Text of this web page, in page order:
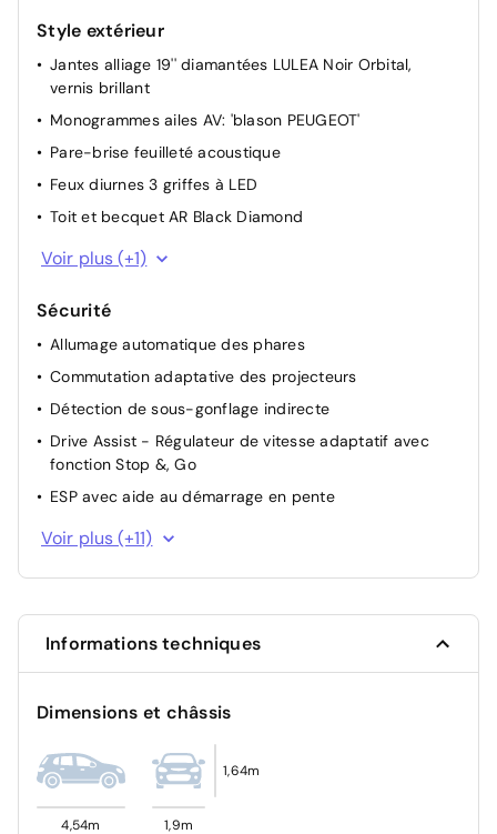
PEUGEOT i-Connect Advanced - Navigation 3D
connectée, 4 prises USB: 1 prise USB C (Data &,
charge) et 1 prise USB C (Charge) à l'AV, 2 prises USB C
(Charge) à l'AR - Connect Plus (Abonnement 6 mois
inclus) - 2 prises 12 V (Console centrale, coffre)
Accès et démarrage mains libres Proximity 2
déverrouillage)
Plancher de coffre modulable 2 positions
Siège conducteur à réglage lombaire manuel
l'AR)
Direction assistée
Hayon motorisé avec accès mains libres
Essuie-vitre AV à déclenchement automatique
Style extérieur
Jantes alliage 19'' diamantées LULEA Noir Orbital,
vernis brillant
Monogrammes ailes AV: 'blason PEUGEOT'
Pare-brise feuilleté acoustique
Feux diurnes 3 griffes à LED
Toit et becquet AR Black Diamond
Feux AR 3 griffes à LED 3D
Voir plus (+1)
Sécurité
Allumage automatique des phares
Commutation adaptative des projecteurs
Détection de sous-gonflage indirecte
Drive Assist - Régulateur de vitesse adaptatif avec
fonction Stop &, Go
ESP avec aide au démarrage en pente
Fixations ISOFIX et Top Tether aux places latérales AR
antipincement
Projecteurs PEUGEOT PIXEL LED Eclairage adaptatif,
commutation automatique des feux de route, feux de
AV et AR, graphique et sonore
Volant chauffant
ABS
Voir plus (+11)
Informations techniques
Dimensions et châssis
4,54m 1,9m
1,64m